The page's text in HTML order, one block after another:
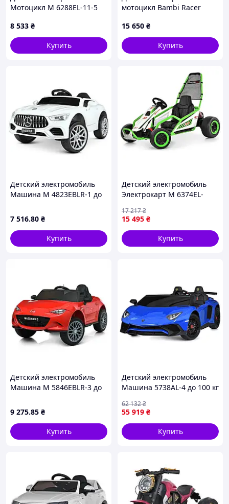
Мотоцикл M 6288EL-11-5
8 533 ₴
Купить
мотоцикл Bambi Racer
EVA от 3 до 8 лет на
аккумуляторе 12V
15 650 ₴
Купить
Детский электромобиль
Машина M 4823EBLR-1 до
7 516.80 ₴
Купить
Детский электромобиль
Электрокарт M 6374EL-
15 495 ₴
17 217₴
Купить
Детский электромобиль
Машина M 5846EBLR-3 до
9 275.85 ₴
Купить
Детский электромобиль
Машина 5738AL-4 до 100 кг
55 919 ₴
62 132₴
Купить